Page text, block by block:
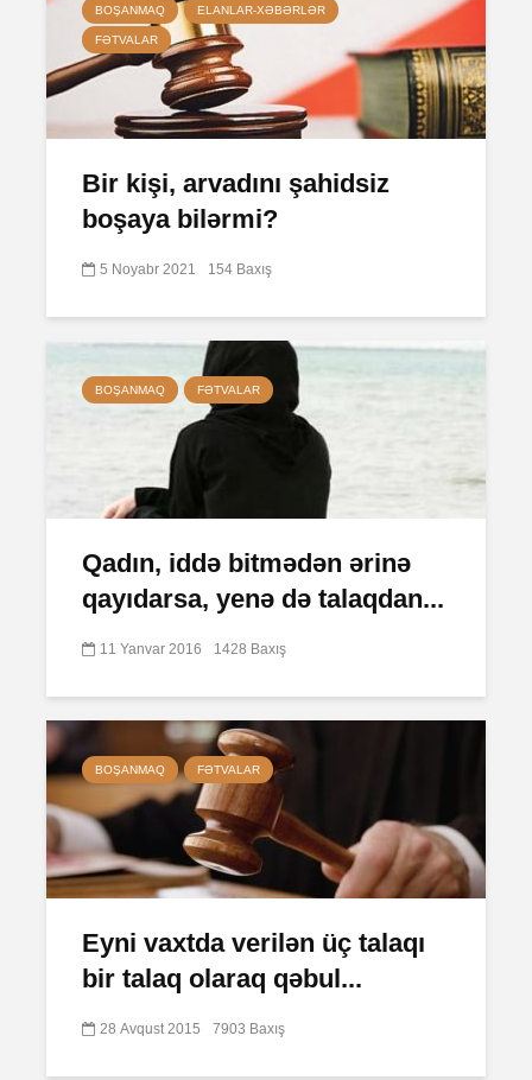
BOŞANMAQ ELANLAR-XƏBƏRLƏR
FƏTVALAR
Bir kişi, arvadını şahidsiz
boşaya bilərmi?
5 Noyabr 2021 154 Baxış
BOŞANMAQ FƏTVALAR
Qadın, iddə bitmədən ərinə
qayıdarsa, yenə də talaqdan...
11 Yanvar 2016 1428 Baxış
BOŞANMAQ FƏTVALAR
Eyni vaxtda verilən üç talaqı
bir talaq olaraq qəbul...
28 Avqust 2015 7903 Baxış